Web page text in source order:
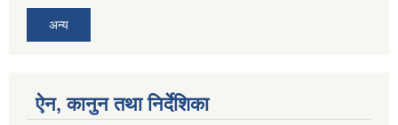
अन्य
ऐन, कानुन तथा निर्देशिका